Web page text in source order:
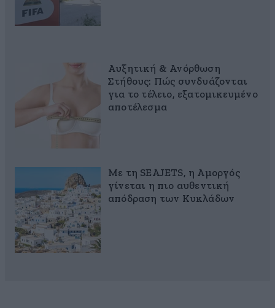
Αυξητική & Ανόρθωση
Στήθους: Πώς συνδυάζονται
για το τέλειο, εξατομικευμένο
αποτέλεσμα
Με τη SEAJETS, η Αμοργός
γίνεται η πιο αυθεντική
απόδραση των Κυκλάδων